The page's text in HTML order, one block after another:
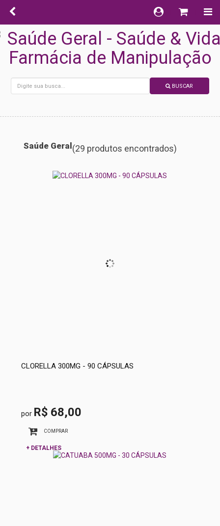
BUSCAR
Saúde Geral (29 produtos encontrados)
CLORELLA 300MG - 90 CÁPSULAS
por R$ 68,00
COMPRAR
+ DETALHES